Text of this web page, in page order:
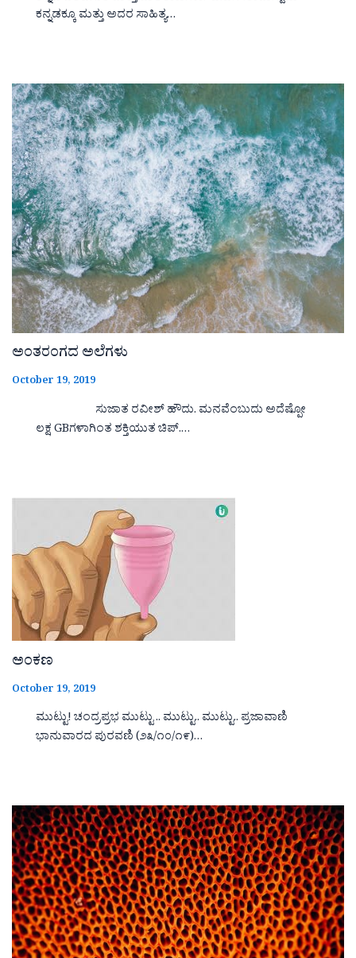
ಕನ್ನಡಕ್ಕೂ ಮತ್ತು ಅದರ ಸಾಹಿತ್ಯ…
ಅಂತರಂಗದ ಅಲೆಗಳು
October 19, 2019
ಸುಜಾತ ರವೀಶ್ ಹೌದು. ಮನವೆಂಬುದು ಅದೆಷ್ಪೋ
ಲಕ್ಷ GBಗಳಾಗಿಂತ ಶಕ್ತಿಯುತ ಚಿಪ್.…
ಅಂಕಣ
October 19, 2019
ಮುಟ್ಟು! ಚಂದ್ರಪ್ರಭ ಮುಟ್ಟು .. ಮುಟ್ಟು.. ಮುಟ್ಟು.. ಪ್ರಜಾವಾಣಿ
ಭಾನುವಾರದ ಪುರವಣಿ (೨೩/೧೦/೧೯)…